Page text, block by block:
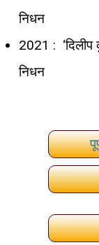
निधन
2021 : ‘दिलीप
निधन